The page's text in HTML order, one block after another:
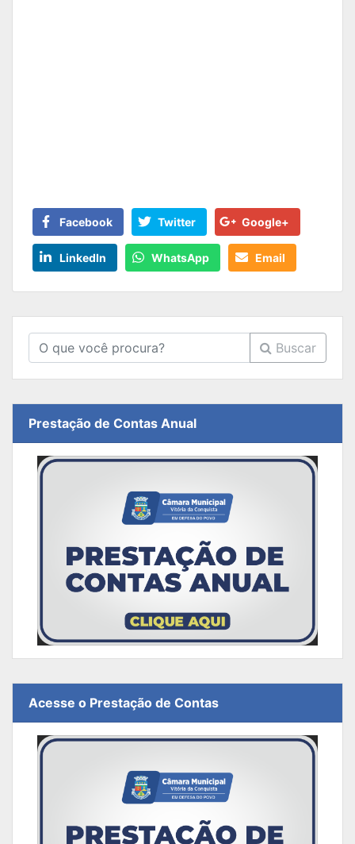
Facebook Twitter Google+
LinkedIn WhatsApp Email
Buscar
Prestação de Contas Anual
Acesse o Prestação de Contas